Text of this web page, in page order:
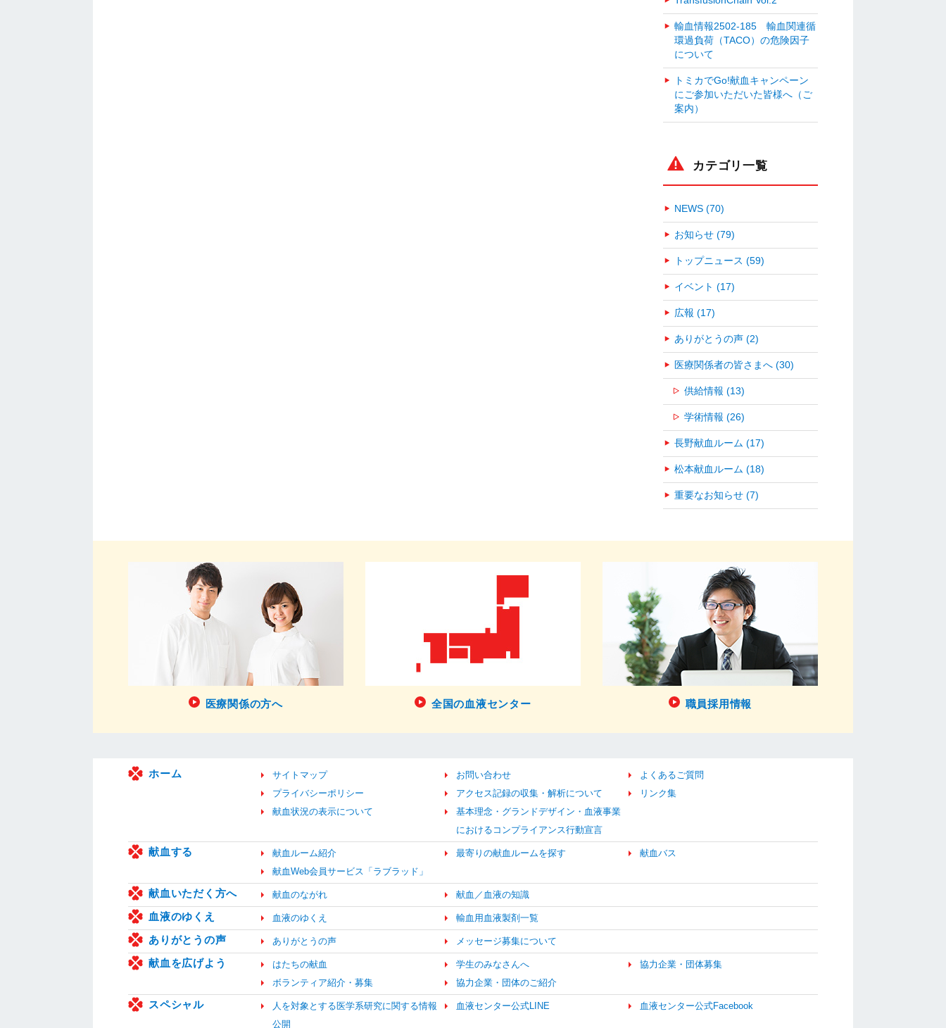
輸血情報2502-185 輸血関連循
環過負荷（TACO）の危険因子
について
トミカでGo!献血キャンペーン
にご参加いただいた皆様へ（ご
案内）
カテゴリ一覧
NEWS (70)
お知らせ (79)
トップニュース (59)
イベント (17)
広報 (17)
ありがとうの声 (2)
医療関係者の皆さまへ (30)
供給情報 (13)
学術情報 (26)
長野献血ルーム (17)
松本献血ルーム (18)
重要なお知らせ (7)
医療関係の方へ 全国の血液センター 職員採用情報
ホーム サイトマップ お問い合わせ
よくあるご質問
プライバシーポリシー
アクセス記録の収集・解析について
リンク集
献血状況の表示について
基本理念・グランドデザイン・血液事業
におけるコンプライアンス行動宣言
献血する 献血ルーム紹介 最寄りの献血ルームを探す
献血バス
献血Web会員サービス「ラブラッド」
献血いただく方へ 献血のながれ 献血／血液の知識
血液のゆくえ 血液のゆくえ 輸血用血液製剤一覧
ありがとうの声 ありがとうの声 メッセージ募集について
献血を広げよう はたちの献血 学生のみなさんへ
協力企業・団体募集
ボランティア紹介・募集
協力企業・団体のご紹介
スペシャル
人を対象とする医学系研究に関する情報
公開
血液センター公式LINE 血液センター公式Facebook